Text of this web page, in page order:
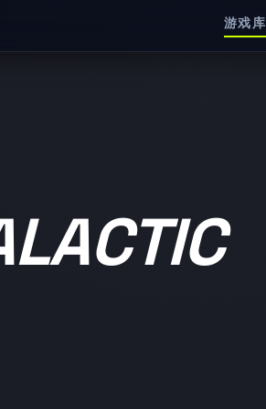
游戏库